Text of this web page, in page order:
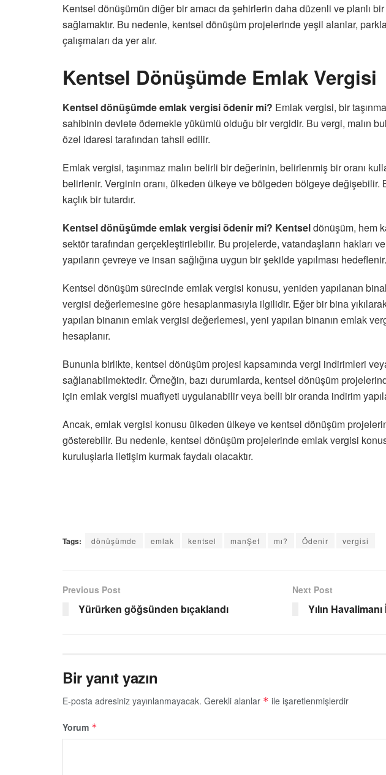
Kentsel dönüşümün diğer bir amacı da şehirlerin daha düzenli ve planlı bir
sağlamaktır. Bu nedenle, kentsel dönüşüm projelerinde yeşil alanlar,
çalışmaları da yer alır.
Kentsel Dönüşümde Emlak Vergisi
Kentsel dönüşümde emlak vergisi ödenir mi? Emlak vergisi, bir
sahibinin devlete ödemekle yükümlü olduğu bir vergidir. Bu vergi, malın
özel idaresi tarafından tahsil edilir.
Emlak vergisi, taşınmaz malın belirli bir değerinin, belirlenmiş bir oranı
belirlenir. Verginin oranı, ülkeden ülkeye ve bölgeden bölgeye
kaçlık bir tutardır.
Kentsel dönüşümde emlak vergisi ödenir mi? Kentseldönüşüm, hem
sektör tarafından gerçekleştirilebilir. Bu projelerde, vatandaşların hakları
yapıların çevreye ve insan sağlığına uygun bir şekilde yapılması hedeflenir.
Kentsel dönüşüm sürecinde emlak vergisi konusu, yeniden yapılanan
vergisi değerlemesine göre hesaplanmasıyla ilgilidir. Eğer bir bina
yapılan binanın emlak vergisi değerlemesi, yeni yapılan binanın emlak
hesaplanır.
Bununla birlikte, kentsel dönüşüm projesi kapsamında vergi indirimleri
sağlanabilmektedir. Örneğin, bazı durumlarda, kentsel dönüşüm
için emlak vergisi muafiyeti uygulanabilir veya belli bir oranda indirim
Ancak, emlak vergisi konusu ülkeden ülkeye ve kentsel dönüşüm
gösterebilir. Bu nedenle, kentsel dönüşüm projelerinde emlak vergisi
kuruluşlarla iletişim kurmak faydalı olacaktır.
Tags: dönüşümde emlak kentsel manŞet mı? Ödenir vergisi
Previous Post
Yürürken göğsünden bıçaklandı
Next Post
Yılın
Bir yanıt yazın
E-posta adresiniz yayınlanmayacak. Gerekli alanlar * ile işaretlenmişlerdir
Yorum *